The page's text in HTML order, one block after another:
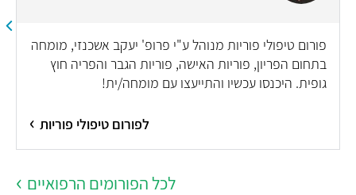
פורום טיפולי פוריות מנוהל ע"י פרופ' יעקב אשכנזי, מומחה
בתחום הפריון, פוריות האישה, פוריות הגבר והפריה חוץ
גופית. היכנסו עכשיו והתייעצו עם מומחה/ית!
לפורום טיפולי פוריות
לכל הפורומים הרפואיים